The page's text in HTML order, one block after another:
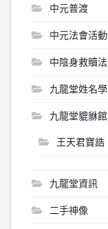
中元普渡
中元法會活動
中陰身救贖法
九龍堂姓名學
九龍堂貔貅館
王天君寶誥
九龍堂資訊
二手神像